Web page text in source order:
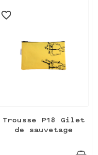
favorite_border
Trousse P18 Gilet
de sauvetage